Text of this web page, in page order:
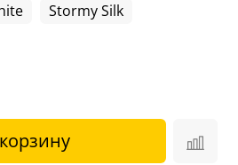
Stormy Silk